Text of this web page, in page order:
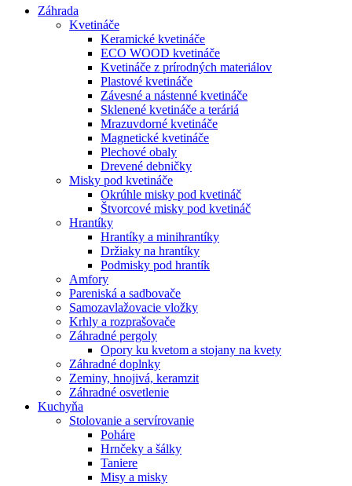
Záhrada
Kvetináče
Keramické kvetináče
ECO WOOD kvetináče
Kvetináče z prírodných materiálov
Plastové kvetináče
Závesné a nástenné kvetináče
Sklenené kvetináče a teráriá
Mrazuvdorné kvetináče
Magnetické kvetináče
Plechové obaly
Drevené debničky
Misky pod kvetináče
Okrúhle misky pod kvetináč
Štvorcové misky pod kvetináč
Hrantíky
Hrantíky a minihrantíky
Držiaky na hrantíky
Podmisky pod hrantík
Amfory
Pareniská a sadbovače
Samozavlažovacie vložky
Krhly a rozprašovače
Záhradné pergoly
Opory ku kvetom a stojany na kvety
Záhradné doplnky
Zeminy, hnojivá, keramzit
Záhradné osvetlenie
Kuchyňa
Stolovanie a servírovanie
Poháre
Hrnčeky a šálky
Taniere
Misy a misky